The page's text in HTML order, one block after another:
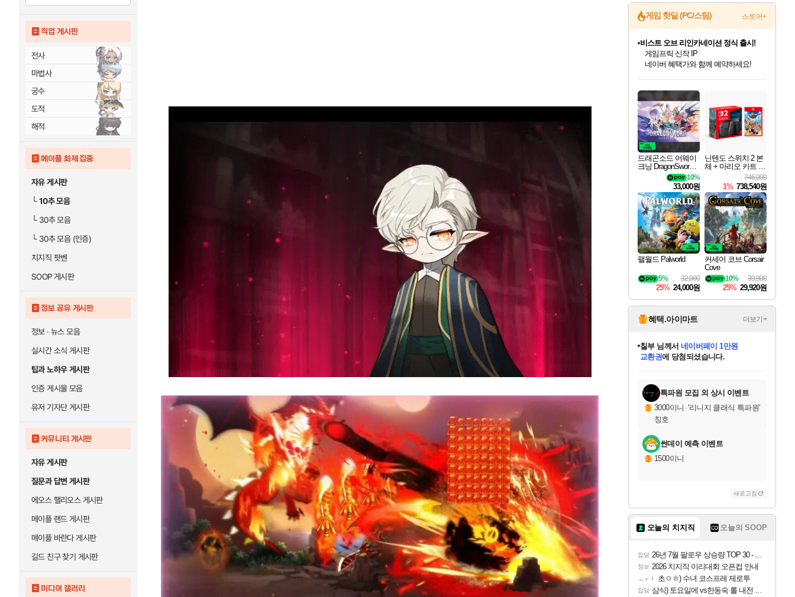
직업 게시판
전사
마법사
궁수
도적
해적
메이플 화제 집중
자유 게시판
└10추 모음
└30추 모음
└30추 모음 (인증)
치지직 팟벤
SOOP 게시판
정보 공유 게시판
정보 · 뉴스 모음
실시간 소식 게시판
팁과 노하우 게시판
인증 게시물 모음
유저 기자단 게시판
커뮤니티 게시판
자유 게시판
질문과 답변 게시판
에오스 핼리오스 게시판
메이플 랜드 게시판
메이플 바란다 게시판
길드 친구 찾기 게시판
미디어 갤러리
게임 핫딜 (PC/스팀) 스토어+
최대 90% 할인가를 만나보세요!
네이버혜택과 함께 만나보세요!
50%할인&추가 적립까지!
이니&베니 혜택까지!
네이버 혜택가와 함께 예약하세요!
커세어 코브 출시 기념 할인!
해적'섬'을 발전시키자!
할인&네이버혜택으로 만나보세요!
네이버페이 혜택과 만나보세요!
40주년 프로모션으로 만나보세요!
네이버 포인트 혜택까지!
할인가에 만나보세요!
일부 에디션 상시 할인!
혜택으로 예약 판매 중
편안하게 충전하세요
드래곤소드 어웨이
크닝 DragonSword A
10%
33,000원
닌텐도 스위치 2 본
체 + 마리오 카트 월
746,000
1% 738,540원
팰월드 Palworld
32,000
5%
25% 24,000원
커세어 코브 Corsair
Cove
39,900
10%
25% 29,920원
혜택.아이마트 더보기+
당첨되셨습니다.
당첨되셨습니다.
칠부님께서 네이버페이 1만원
교환권에 당첨되셨습니다.
당첨되셨습니다.
당첨되셨습니다.
에디션 (스팀코드)를 교환.
당첨되셨습니다.
당첨되셨습니다.
당첨되셨습니다.
당첨되셨습니다.
특파원 모집 외 상시 이벤트
3000이니 ·'리니지 클래식 특파원'
칭호
썬데이 예측 이벤트
1500이니
새로고침
오늘의 치지직 오늘의 SOOP
잡담 26년 7월 팔로우 상승량 TOP 30 - 월간 치지직
정보 2026 치지직 이리대회 오픈컵 안내
ㅗㅜㅑ 초ㅇㅎ) 수녀 코스프레 제로투
잡담 삼식) 토요일에 vs한동숙 롤 내전 예정